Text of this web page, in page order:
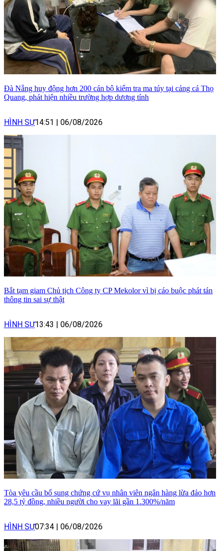
Đà Nẵng huy động hơn 200 cán bộ kiểm tra ma túy tại cảng cá Thọ
Quang, phát hiện nhiều trường hợp dương tính
HÌNH SỰ14:51 06/08/2026
Bắt tạm giam Chủ tịch Công ty CP Mekolor vì bị cáo buộc phát tán
thông tin sai sự thật
HÌNH SỰ13:43 06/08/2026
Tòa yêu cầu bổ sung chứng cứ vụ nhân viên ngân hàng lừa đảo hơn
28,5 tỷ đồng, nhiều người cho vay lãi gần 1.300%/năm
HÌNH SỰ07:34 06/08/2026